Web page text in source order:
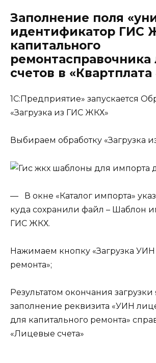
Заполнение поля
идентификатор ГИС
капитального
счетов в «Квартплата
1С:Предприятие» запускается
«Загрузка из ГИС ЖКХ»
Выбираем обработку «Загрузка
— В окне «Каталог импорта»
куда сохранили файл – Шаблон
ГИС ЖКХ.
Нажимаем кнопку «Загрузка
ремонта»;
Результатом окончания загрузки
заполнение реквизита «УИН
для капитального ремонта»
«Лицевые счета»